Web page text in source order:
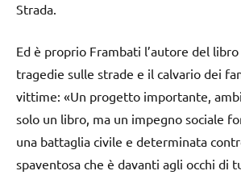
Strada.
Ed è proprio Frambati l’autore del
tragedie sulle strade e il calvario dei
vittime: «Un progetto importante,
solo un libro, ma un impegno sociale
una battaglia civile e determinata
spaventosa che è davanti agli occhi di